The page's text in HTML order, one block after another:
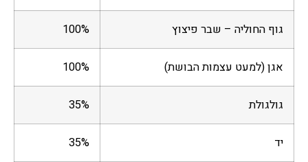
גוף החוליה – שבר פיצוץ 100%
אגן (למעט עצמות הבושת) 100%
גולגולת 35%
יד 35%